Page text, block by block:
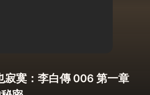
寂寞：李白傳 006 第一章